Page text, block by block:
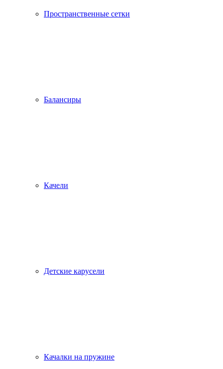
Пространственные сетки
Балансиры
Качели
Детские карусели
Качалки на пружине